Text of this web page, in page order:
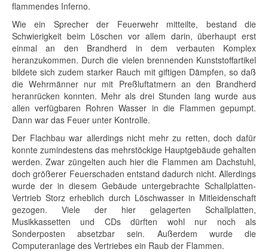
flammendes Inferno.
Wie ein Sprecher der Feuerwehr mitteilte, bestand die
Schwierigkeit beim Löschen vor allem darin, überhaupt erst
einmal an den Brandherd in dem verbauten Komplex
heranzukommen. Durch die vielen brennenden Kunststoffartikel
bildete sich zudem starker Rauch mit giftigen Dämpfen, so daß
die Wehrmänner nur mit Preßluftatmern an den Brandherd
heranrücken konnten. Mehr als drei Stunden lang wurde aus
allen verfügbaren Rohren Wasser in die Flammen gepumpt.
Dann war das Feuer unter Kontrolle.
Der Flachbau war allerdings nicht mehr zu retten, doch dafür
konnte zumindestens das mehrstöckige Hauptgebäude gehalten
werden. Zwar züngelten auch hier die Flammen am Dachstuhl,
doch größerer Feuerschaden entstand dadurch nicht. Allerdings
wurde der in diesem Gebäude untergebrachte Schallplatten-
Vertrieb Storz erheblich durch Löschwasser in Mitleidenschaft
gezogen. Viele der hier gelagerten Schallplatten,
Musikkassetten und CDs dürften wohl nur noch als
Sonderposten absetzbar sein. Außerdem wurde die
Computeranlage des Vertriebes ein Raub der Flammen.